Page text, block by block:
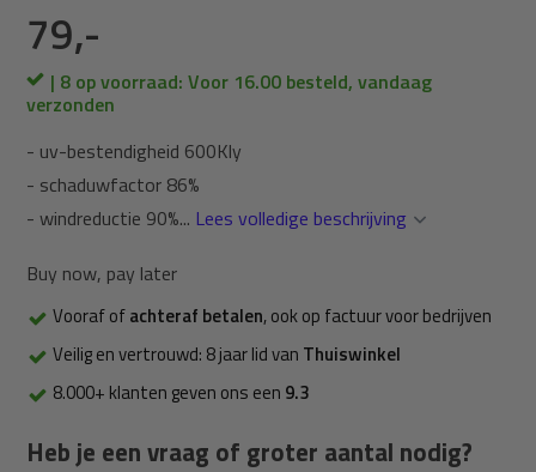
79,-
| 8 op voorraad: Voor 16.00 besteld, vandaag
verzonden
- uv-bestendigheid 600Kly
- schaduwfactor 86%
- windreductie 90%... Lees volledige beschrijving
Buy now, pay later
Vooraf ofachteraf betalen, ook op factuur voor bedrijven
Veilig en vertrouwd: 8 jaar lid van Thuiswinkel
8.000+ klanten geven ons een 9.3
Heb je een vraag of groter aantal nodig?